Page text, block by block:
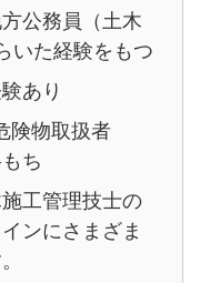
公務員（土木
いた経験をもつ
あり
険物取扱者
ち
工管理技士の
ンにさまざま